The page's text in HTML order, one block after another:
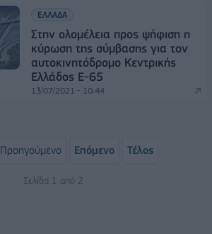
ΕΛΛΑΔΑ
Στην ολομέλεια προς ψήφιση η
κύρωση της σύμβασης για τον
αυτοκινητόδρομο Κεντρικής
Ελλάδος E-65
13/07/2021 - 10:44
Προηγούμενο Επόμενο Τέλος
Σελίδα 1 από 2